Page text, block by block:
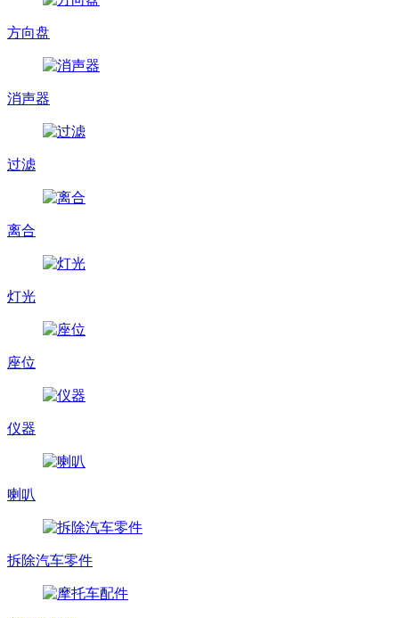
方向盘
消声器
过滤
离合
灯光
座位
仪器
喇叭
拆除汽车零件